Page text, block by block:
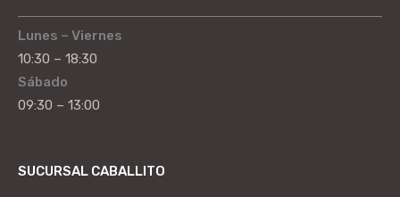
Lunes – Viernes
10:30 – 18:30
Sábado
09:30 – 13:00
SUCURSAL CABALLITO